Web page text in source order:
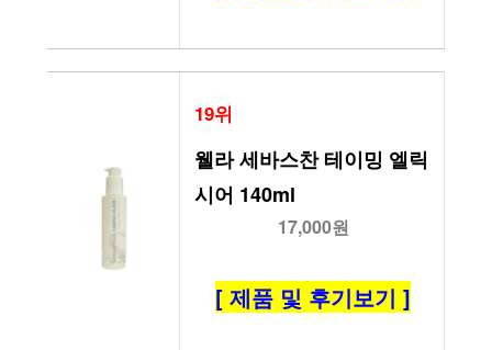
19위
웰라 세바스찬 테이밍 엘릭
시어 140ml
17,000원
[ 제품 및 후기보기 ]